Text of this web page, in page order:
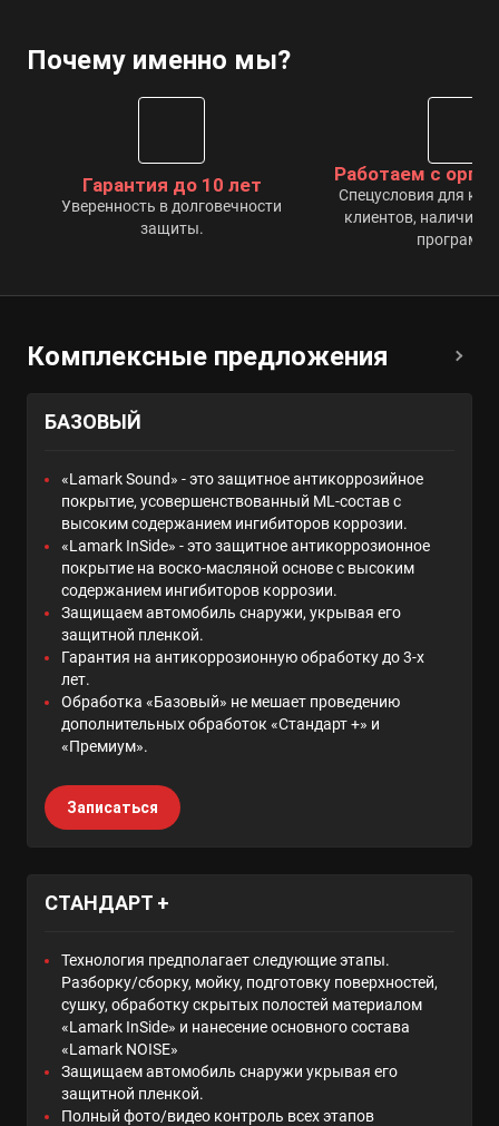
Почему именно мы?
Гарантия до 10 лет
Уверенность в долговечности
защиты.
Работаем с
Спецусловия для
клиентов, наличие
Комплексные предложения
БАЗОВЫЙ
«Lamark Sound» - это защитное антикоррозийное
покрытие, усовершенствованный ML-состав с
высоким содержанием ингибиторов коррозии.
«Lamark InSide» - это защитное антикоррозионное
покрытие на воско-масляной основе с высоким
содержанием ингибиторов коррозии.
Защищаем автомобиль снаружи, укрывая его
защитной пленкой.
Гарантия на антикоррозионную обработку до 3-х
лет.
Обработка «Базовый» не мешает проведению
дополнительных обработок «Стандарт +» и
«Премиум».
Записаться
СТАНДАРТ +
Технология предполагает следующие этапы.
Разборку/сборку, мойку, подготовку поверхностей,
сушку, обработку скрытых полостей материалом
«Lamark InSide» и нанесение основного состава
«Lamark NOISE»
Защищаем автомобиль снаружи укрывая его
защитной пленкой.
Полный фото/видео контроль всех этапов